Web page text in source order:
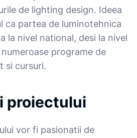
de lighting design. Ideea
ca partea de luminotehnica
la nivel national, desi la nivel
programe de
si cursuri.
proiectului
vor fi pasionatii de